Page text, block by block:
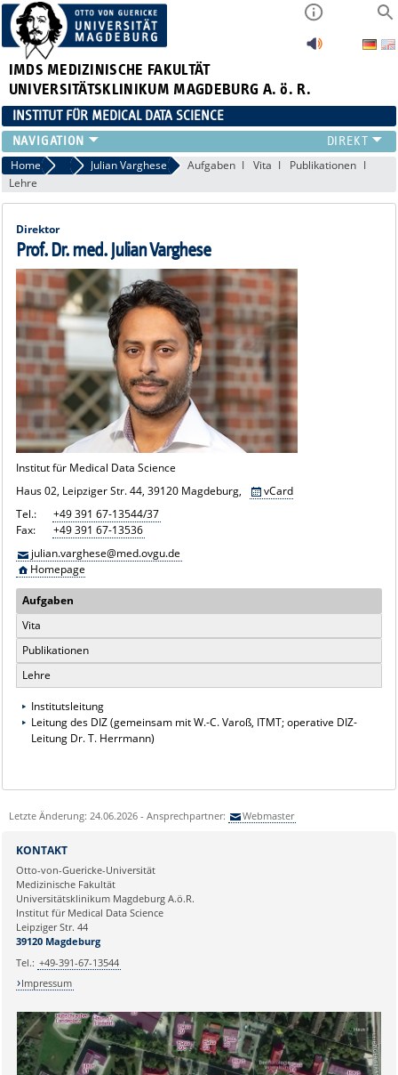
IMDS MEDIZINISCHE FAKULTÄT
UNIVERSITÄTSKLINIKUM MAGDEBURG A. ö. R.
INSTITUT FÜR MEDICAL DATA SCIENCE
FORSCHUNG
TEAM
PROJEKTE & PUBLIKATIONEN
LEHRE
ABSCHLUSSARBEITEN
CLINICIAN SCIENTISTS
TREUHANDSTELLE
Home Team Julian Varghese Aufgaben Vita
Publikationen
Lehre
Direktor
Prof. Dr. med. Julian Varghese
Institut für Medical Data Science
Haus 02, Leipziger Str. 44, 39120 Magdeburg,
vCard
Tel.:
+49 391 67-13544/37
Fax:
+49 391 67-13536
julian.varghese@med.ovgu.de
Homepage
Aufgaben
Vita
Publikationen
Lehre
Institutsleitung
Leitung des DIZ (gemeinsam mit W.-C. Varoß, ITMT; operative DIZ-
Leitung Dr. T. Herrmann)
Letzte Änderung: 24.06.2026 - Ansprechpartner: Webmaster
KONTAKT
Otto-von-Guericke-Universität
Medizinische Fakultät
Universitätsklinikum Magdeburg A.ö.R.
Institut für Medical Data Science
Leipziger Str. 44
39120 Magdeburg
Tel.: +49-391-67-13544
Impressum